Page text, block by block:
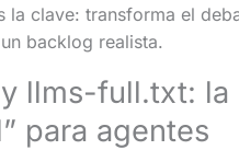
la clave: transforma el
backlog realista.
llms-full.txt: la
para agentes